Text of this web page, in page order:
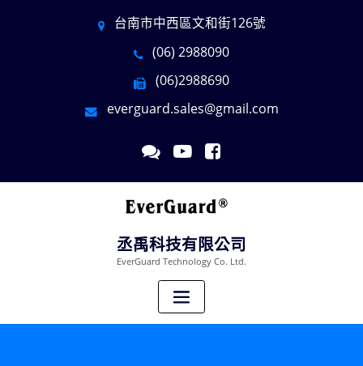
台南市中西區文和街126號
(06) 2988090
(06)2988690
everguard.sales@gmail.com
丞禹科技有限公司
EverGuard Technology Co. Ltd.